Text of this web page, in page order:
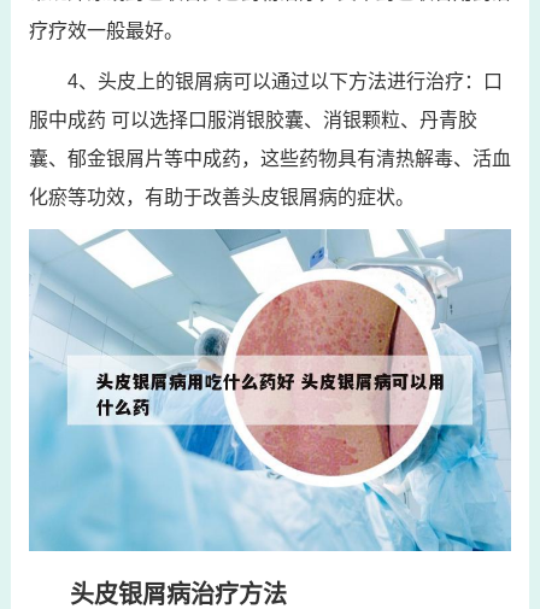
疗疗效一般最好。
4、头皮上的银屑病可以通过以下方法进行治疗：口
服中成药 可以选择口服消银胶囊、消银颗粒、丹青胶
囊、郁金银屑片等中成药，这些药物具有清热解毒、活血
化瘀等功效，有助于改善头皮银屑病的症状。
头皮银屑病治疗方法